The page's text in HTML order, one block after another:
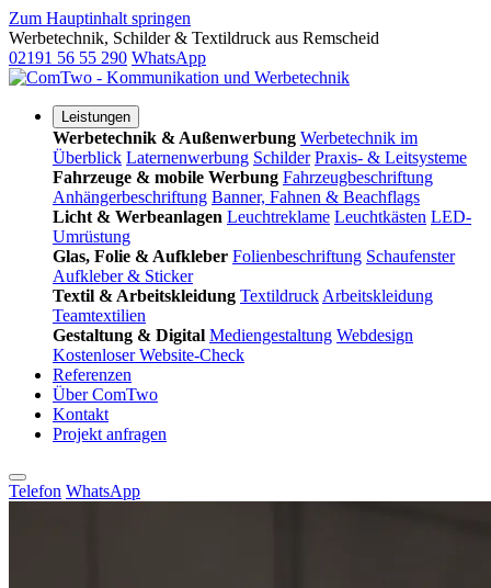
Zum Hauptinhalt springen
Werbetechnik, Schilder & Textildruck aus Remscheid
02191 56 55 290 WhatsApp
Leistungen
Werbetechnik & Außenwerbung Werbetechnik im
Überblick Laternenwerbung Schilder Praxis- & Leitsysteme
Fahrzeuge & mobile Werbung Fahrzeugbeschriftung
Anhängerbeschriftung Banner, Fahnen & Beachflags
Licht & Werbeanlagen Leuchtreklame Leuchtkästen LED-
Umrüstung
Glas, Folie & Aufkleber Folienbeschriftung Schaufenster
Aufkleber & Sticker
Textil & Arbeitskleidung Textildruck Arbeitskleidung
Teamtextilien
Gestaltung & Digital Mediengestaltung Webdesign
Kostenloser Website-Check
Referenzen
Über ComTwo
Kontakt
Projekt anfragen
Telefon WhatsApp